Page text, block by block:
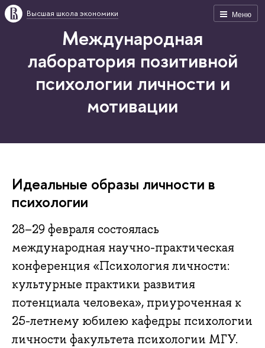
Меню
Высшая школа экономики
Международная
лаборатория позитивной
психологии личности и
мотивации
Идеальные образы личности в
психологии
28–29 февраля состоялась
международная научно-практическая
конференция «Психология личности:
культурные практики развития
потенциала человека», приуроченная к
25-летнему юбилею кафедры психологии
личности факультета психологии МГУ.